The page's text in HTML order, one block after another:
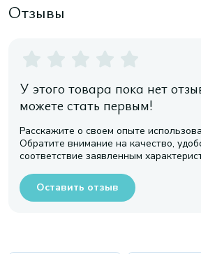
Отзывы
У этого товара пока нет
можете стать первым!
Расскажите о своем опыте
Обратите внимание на качество,
соответствие заявленным
Оставить отзыв